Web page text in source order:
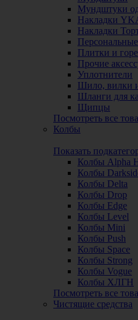
Мундштуки
Накладки
Накладки
Плитки и
Прочие
Уплотнители
Шило, вилки
Шланги для
Щипцы
Посмотреть все
Колбы
Показать
Колбы Alpha
Колбы
Колбы Delta
Колбы Drop
Колбы Edge
Колбы Level
Колбы Mini
Колбы Push
Колбы Space
Колбы Strong
Колбы Vogue
Колбы ХЛГН
Посмотреть все
Чистящие средства